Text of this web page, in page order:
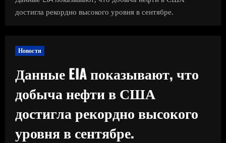
достигла рекордно высокого уровня в сентябре.
Новости
Данные EIA показывают, что
добыча нефти в США
достигла рекордно высокого
уровня в сентябре.